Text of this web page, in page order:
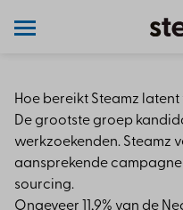
Hoe bereikt Steamz
De grootste groep
werkzoekenden. Steamz
aansprekende
sourcing.
Ongeveer 11,9% van de